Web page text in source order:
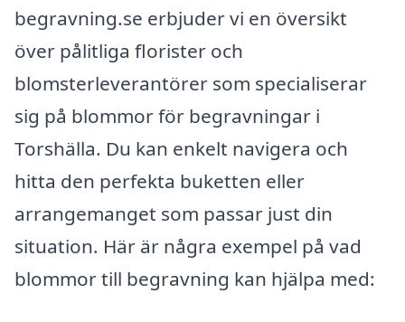
begravning.se erbjuder vi en översikt
över pålitliga florister och
blomsterleverantörer som specialiserar
sig på blommor för begravningar i
Torshälla. Du kan enkelt navigera och
hitta den perfekta buketten eller
arrangemanget som passar just din
situation. Här är några exempel på vad
blommor till begravning kan hjälpa med: